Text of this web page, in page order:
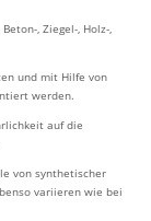
, Ziegel-, Holz-,
und mit Hilfe von
werden.
auf die
von synthetischer
variieren wie bei